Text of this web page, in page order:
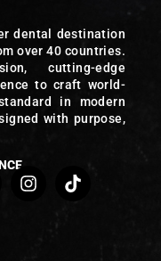
dental destination
over 40 countries.
cutting-edge
to craft world-
in modern
with purpose,